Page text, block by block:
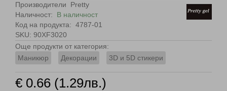
Производители
Pretty
Наличност: В наличност
Код на продукта: 4787-01
SKU: 90XF3020
Още продукти от категория:
Маникюр
Декорации 3D и 5D стикери
€ 0.66 (1.29лв.)